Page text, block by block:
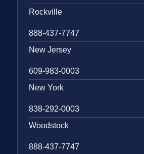
Rockville
888-437-7747
New Jersey
609-983-0003
New York
838-292-0003
Woodstock
888-437-7747